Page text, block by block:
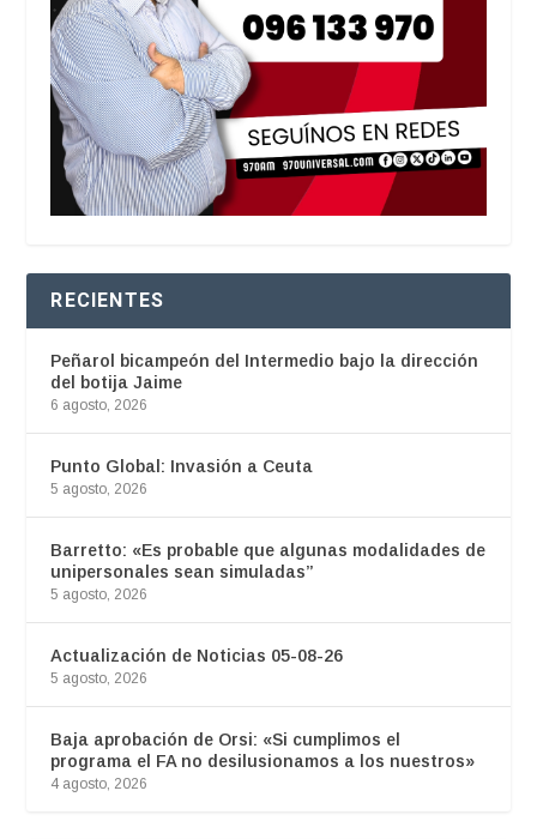
RECIENTES
Peñarol bicampeón del Intermedio bajo la dirección
del botija Jaime
6 agosto, 2026
Punto Global: Invasión a Ceuta
5 agosto, 2026
Barretto: «Es probable que algunas modalidades de
unipersonales sean simuladas”
5 agosto, 2026
Actualización de Noticias 05-08-26
5 agosto, 2026
Baja aprobación de Orsi: «Si cumplimos el
programa el FA no desilusionamos a los nuestros»
4 agosto, 2026